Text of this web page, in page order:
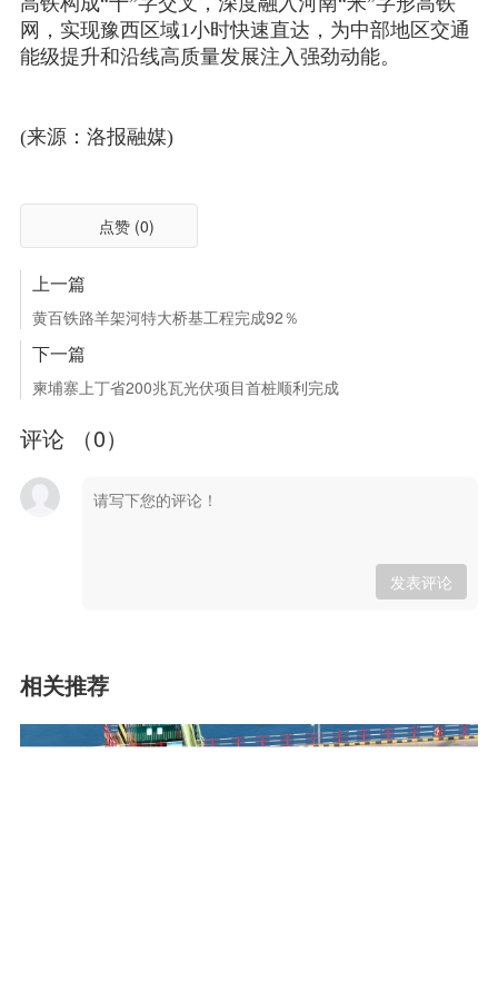
网，实现豫西区域1小时快速直达，为中部地区交通
能级提升和沿线高质量发展注入强劲动能。
(来源：洛报融媒)
点赞 (0)
上一篇
黄百铁路羊架河特大桥基工程完成92％
下一篇
柬埔寨上丁省200兆瓦光伏项目首桩顺利完成
评论 （0）
发表评论
相关推荐